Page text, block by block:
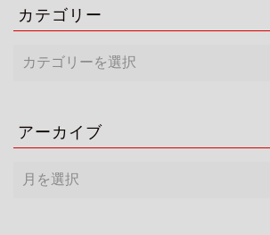
カテゴリー
アーカイブ
ー